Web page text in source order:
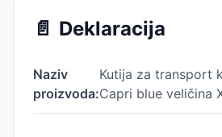
📄 Deklaracija
Naziv
proizvoda:
Kutija za transport
Capri blue veličina